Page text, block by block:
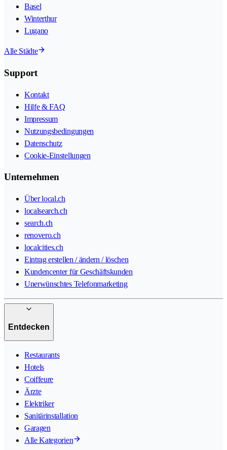
Basel
Winterthur
Lugano
Alle Städte
Support
Kontakt
Hilfe & FAQ
Impressum
Nutzungsbedingungen
Datenschutz
Cookie-Einstellungen
Unternehmen
Über local.ch
localsearch.ch
search.ch
renovero.ch
localcities.ch
Eintrag erstellen / ändern / löschen
Kundencenter für Geschäftskunden
Unerwünschtes Telefonmarketing
Entdecken
Restaurants
Hotels
Coiffeure
Ärzte
Elektriker
Sanitärinstallation
Garagen
Alle Kategorien